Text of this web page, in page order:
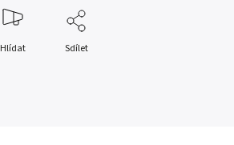
Hlídat Sdílet